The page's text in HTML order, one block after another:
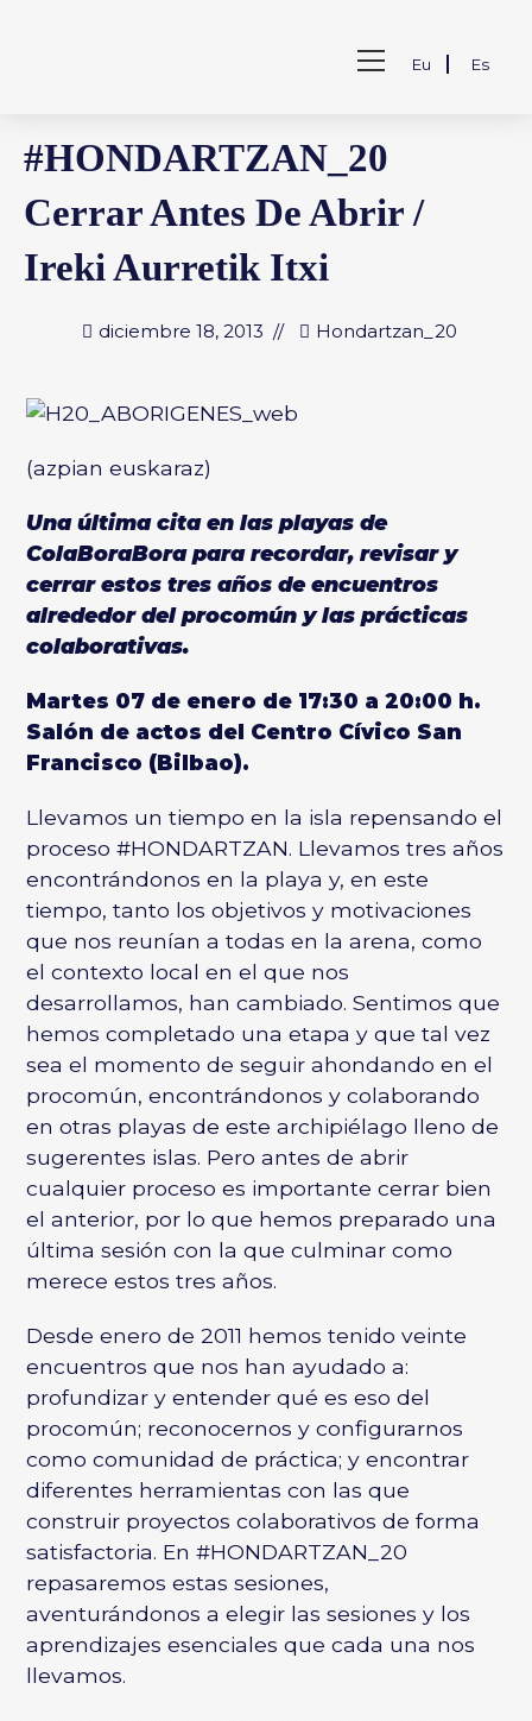
Ver
menú
web
Eu Es
#HONDARTZAN_20
Cerrar Antes De Abrir /
Ireki Aurretik Itxi
diciembre 18, 2013 Hondartzan_20
(azpian euskaraz)
Una última cita en las playas de
ColaBoraBora para recordar, revisar y
cerrar estos tres años de encuentros
alrededor del procomún y las prácticas
colaborativas.
Martes 07 de enero de 17:30 a 20:00 h.
Salón de actos del Centro Cívico San
Francisco (Bilbao).
Llevamos un tiempo en la isla repensando el
proceso #HONDARTZAN. Llevamos tres años
encontrándonos en la playa y, en este
tiempo, tanto los objetivos y motivaciones
que nos reunían a todas en la arena, como
el contexto local en el que nos
desarrollamos, han cambiado. Sentimos que
hemos completado una etapa y que tal vez
sea el momento de seguir ahondando en el
procomún, encontrándonos y colaborando
en otras playas de este archipiélago lleno de
sugerentes islas. Pero antes de abrir
cualquier proceso es importante cerrar bien
el anterior, por lo que hemos preparado una
última sesión con la que culminar como
merece estos tres años.
Desde enero de 2011 hemos tenido veinte
encuentros que nos han ayudado a:
profundizar y entender qué es eso del
procomún; reconocernos y configurarnos
como comunidad de práctica; y encontrar
diferentes herramientas con las que
construir proyectos colaborativos de forma
satisfactoria. En #HONDARTZAN_20
repasaremos estas sesiones,
aventurándonos a elegir las sesiones y los
aprendizajes esenciales que cada una nos
llevamos.